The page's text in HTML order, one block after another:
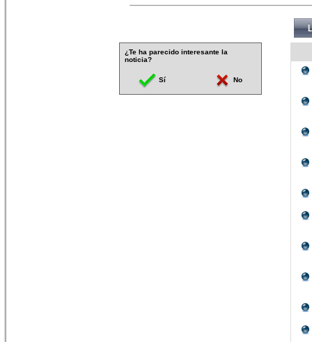
¿Te ha parecido interesante la
noticia?
Sí No